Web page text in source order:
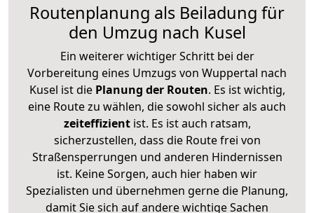
Routenplanung als Beiladung für
den Umzug nach Kusel
Ein weiterer wichtiger Schritt bei der
Vorbereitung eines Umzugs von Wuppertal nach
Kusel ist diePlanung der Routen. Es ist wichtig,
eine Route zu wählen, die sowohl sicher als auch
zeiteffizientist. Es ist auch ratsam,
sicherzustellen, dass die Route frei von
Straßensperrungen und anderen Hindernissen
ist. Keine Sorgen, auch hier haben wir
Spezialisten und übernehmen gerne die Planung,
damit Sie sich auf andere wichtige Sachen